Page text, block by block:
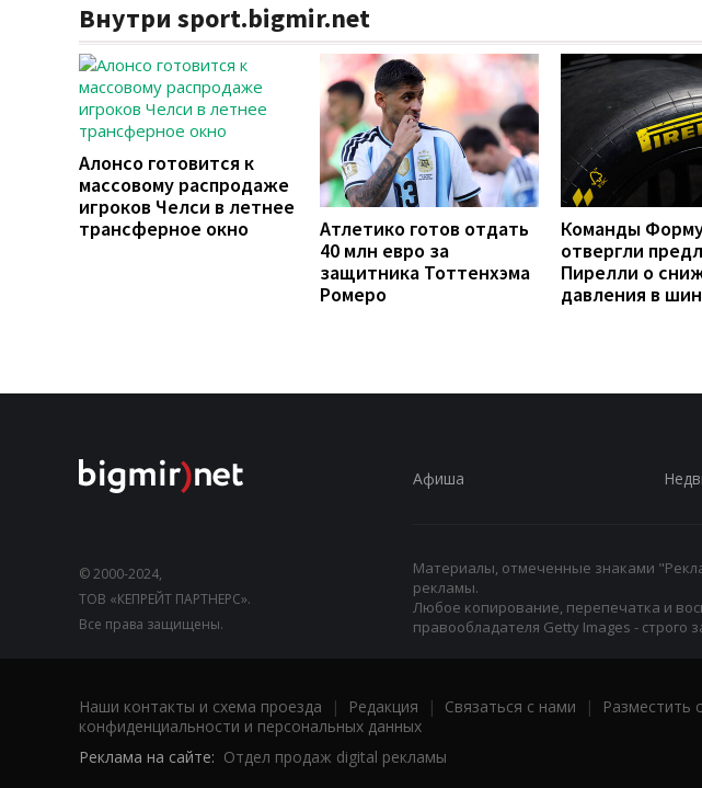
Внутри sport.bigmir.net
Алонсо готовится к
массовому распродаже
игроков Челси в летнее
трансферное окно
Атлетико готов отдать
40 млн евро за
защитника Тоттенхэма
Ромеро
Команды
отвергли
Пирелли о
давления в
© 2000-2024,
ТОВ «КЕПРЕЙТ ПАРТНЕРС».
Все права защищены.
Афиша
Материалы, отмеченные знаками
рекламы.
Любое копирование, перепечатка и
правообладателя Getty Images - строго
Наши контакты и схема проезда | Редакция | Связаться с нами | Разместить
конфиденциальности и персональных данных
Реклама на сайте: Отдел продаж digital рекламы